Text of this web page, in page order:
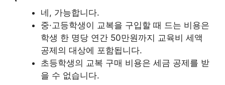
네, 가능합니다.
중·고등학생이 교복을 구입할 때 드는 비용은
학생 한 명당 연간 50만원까지 교육비 세액
공제의 대상에 포함됩니다.
초등학생의 교복 구매 비용은 세금 공제를 받
을 수 없습니다.